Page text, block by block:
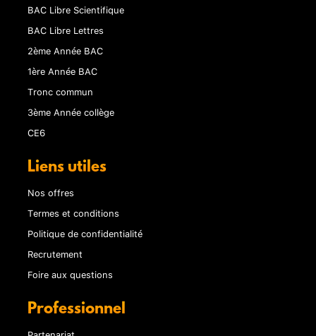
BAC Libre Scientifique
BAC Libre Lettres
2ème Année BAC
1ère Année BAC
Tronc commun
3ème Année collège
CE6
Liens utiles
Nos offres
Termes et conditions
Politique de confidentialité
Recrutement
Foire aux questions
Professionnel